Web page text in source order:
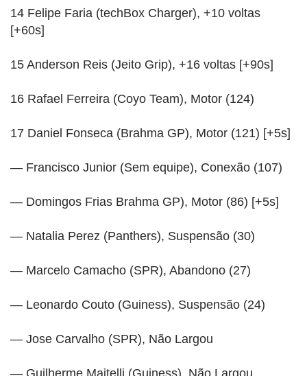
14 Felipe Faria (techBox Charger), +10 voltas
[+60s]
15 Anderson Reis (Jeito Grip), +16 voltas [+90s]
16 Rafael Ferreira (Coyo Team), Motor (124)
17 Daniel Fonseca (Brahma GP), Motor (121) [+5s]
— Francisco Junior (Sem equipe), Conexão (107)
— Domingos Frias Brahma GP), Motor (86) [+5s]
— Natalia Perez (Panthers), Suspensão (30)
— Marcelo Camacho (SPR), Abandono (27)
— Leonardo Couto (Guiness), Suspensão (24)
— Jose Carvalho (SPR), Não Largou
— Guilherme Maitelli (Guiness), Não Largou